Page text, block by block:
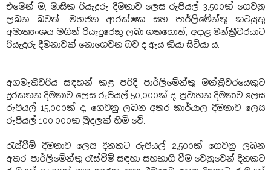
එමෙන් ම, මාසික රියැදුරු දීමනාව ලෙස රුපියල් 3,500ක් ගෙවනු
ලබන බවත්, මහජන ආරක්ෂක සහ පාර්ලිමේන්තු කටයුතු
අමාත්‍යංශය මගින් රියැදුරෙකු ලබා ගතහොත්, අදාළ මන්ත්‍රීවරයාට
රියැදුරු දීමනාවක් නොගෙවන බව ද ඇය කියා සිටියා ය.
අගමැතිවරිය සඳහන් කළ පරිදි පාර්ලිමේන්තු මන්ත්‍රීවරයෙකුට
දුරකතන දීමනාව ලෙස රුපියල් 50,000ක් ද, ප්‍රවාහන දීමනාව ලෙස
රුපියල් 15,000ක් ද, ගෙවනු ලබන අතර කාර්යාල දීමනාව ලෙස
රුපියල් 100,000ක මුදලක් හිමි වේ.
රැස්වීම් දීමනාව ලෙස දිනකට රුපියල් 2,500ක් ගෙවනු ලබන
අතර, පාර්ලිමේන්තු රැස්වීම් සඳහා සහභාගි වීම වෙනුවෙන් දිනකට